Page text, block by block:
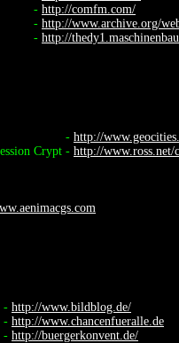
- http://comfm.com/
- http://www.archive.org/
- http://
- http://
Crypt - http://www.ross.net/
- http://www.bildblog.de/
- http://www.chancenfueralle.de
- http://buergerkonvent.de/